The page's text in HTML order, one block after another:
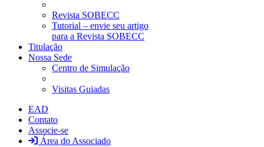
Revista SOBECC
Tutorial – envie seu artigo
para a Revista SOBECC
Titulação
Nossa Sede
Centro de Simulação
Visitas Guiadas
EAD
Contato
Associe-se
Área do Associado